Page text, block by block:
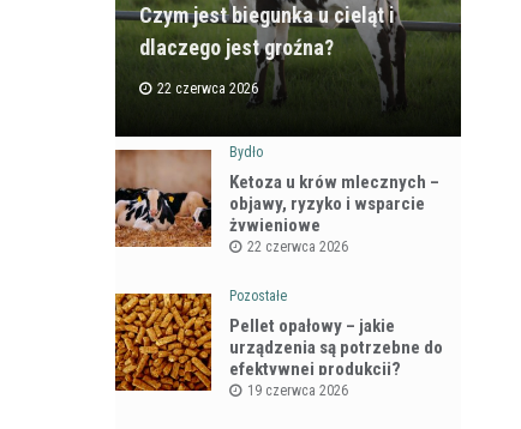
Czym jest biegunka u cieląt i
dlaczego jest groźna?
22 czerwca 2026
Bydło
Ketoza u krów mlecznych –
objawy, ryzyko i wsparcie
żywieniowe
22 czerwca 2026
Pozostałe
Pellet opałowy – jakie
urządzenia są potrzebne do
efektywnej produkcji?
19 czerwca 2026